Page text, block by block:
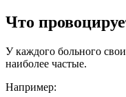
Что
У каждого больного
наиболее частые.
Например: